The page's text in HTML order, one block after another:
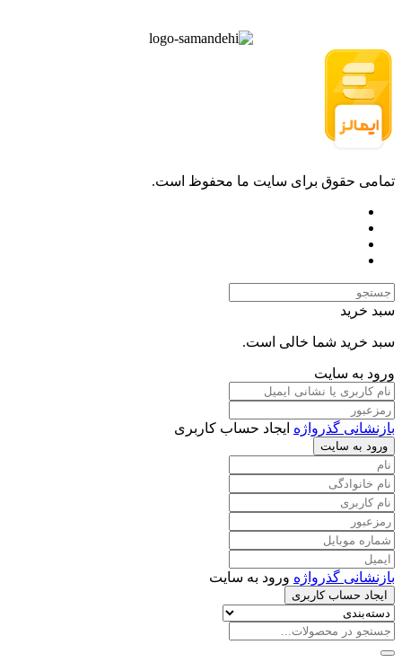
تمامی حقوق برای سایت ما محفوظ است.
سبد خرید
سبد خرید شما خالی است.
ورود به سایت
بازنشانی گذرواژه ایجاد حساب کاربری
ورود به سایت
بازنشانی گذرواژه ورود به سایت
ایجاد حساب کاربری